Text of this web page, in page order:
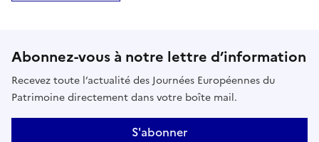
Abonnez-vous à notre lettre d’information
Recevez toute l’actualité des Journées Européennes du
Patrimoine directement dans votre boîte mail.
S'abonner